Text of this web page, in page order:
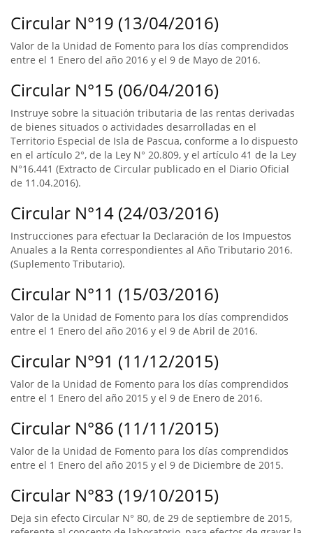
Circular N°19 (13/04/2016)
Valor de la Unidad de Fomento para los días comprendidos
entre el 1 Enero del año 2016 y el 9 de Mayo de 2016.
Circular N°15 (06/04/2016)
Instruye sobre la situación tributaria de las rentas derivadas
de bienes situados o actividades desarrolladas en el
Territorio Especial de Isla de Pascua, conforme a lo dispuesto
en el artículo 2°, de la Ley N° 20.809, y el artículo 41 de la Ley
N°16.441 (Extracto de Circular publicado en el Diario Oficial
de 11.04.2016).
Circular N°14 (24/03/2016)
Instrucciones para efectuar la Declaración de los Impuestos
Anuales a la Renta correspondientes al Año Tributario 2016.
(Suplemento Tributario).
Circular N°11 (15/03/2016)
Valor de la Unidad de Fomento para los días comprendidos
entre el 1 Enero del año 2016 y el 9 de Abril de 2016.
Circular N°91 (11/12/2015)
Valor de la Unidad de Fomento para los días comprendidos
entre el 1 Enero del año 2015 y el 9 de Enero de 2016.
Circular N°86 (11/11/2015)
Valor de la Unidad de Fomento para los días comprendidos
entre el 1 Enero del año 2015 y el 9 de Diciembre de 2015.
Circular N°83 (19/10/2015)
Deja sin efecto Circular N° 80, de 29 de septiembre de 2015,